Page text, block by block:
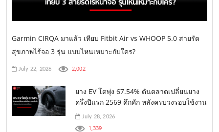
Garmin CIRQA มาแล้ว เทียบ Fitbit Air vs WHOOP 5.0 สายรัด
สุขภาพไร้จอ 3 รุ่น แบบไหนเหมาะกับใคร?
July 22, 2026 2,002
ยาง EV โตพุ่ง 67.54% ดันตลาดเปลี่ยนยาง
ครึ่งปีแรก 2569 คึกคัก หลังครบวงรอบใช้งาน
July 28, 2026
1,339